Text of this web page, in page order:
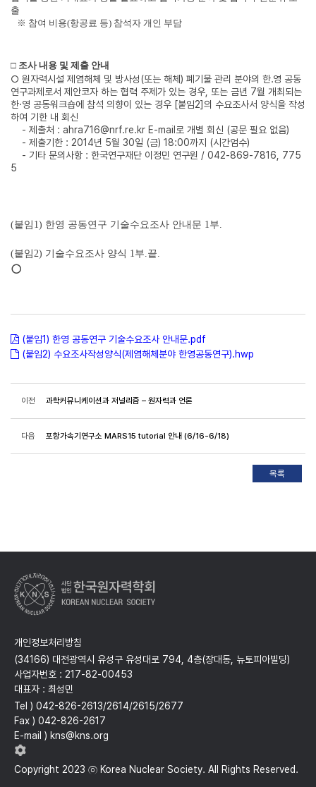
출
※ 참여 비용(항공료 등) 참석자 개인 부담
□ 조사 내용 및 제출 안내
○ 원자력시설 제염해체 및 방사성(또는 해체) 폐기물 관리 분야의 한․영 공동
연구과제로서 제안코자 하는 협력 주제가 있는 경우, 또는 금년 7월 개최되는
한·영 공동워크숍에 참석 의향이 있는 경우 [붙임2]의 수요조사서 양식을 작성
하여 기한 내 회신
- 제출처 : ahra716@nrf.re.kr E-mail로 개별 회신 (공문 필요 없음)
- 제출기한 : 2014년 5월 30일 (금) 18:00까지 (시간엄수)
- 기타 문의사항 : 한국연구재단 이정민 연구원 / 042-869-7816, 775
5
(붙임1) 한영 공동연구 기술수요조사 안내문 1부.
(붙임2) 기술수요조사 양식 1부.끝.
○
(붙임1) 한영 공동연구 기술수요조사 안내문.pdf
(붙임2) 수요조사작성양식(제염해체분야 한영공동연구).hwp
이전 과학커뮤니케이션과 저널리즘 – 원자력과 언론
다음 포항가속기연구소 MARS15 tutorial 안내 (6/16-6/18)
개인정보처리방침
(34166) 대전광역시 유성구 유성대로 794, 4층(장대동, 뉴토피아빌딩)
사업자번호 : 217-82-00453
대표자 : 최성민
Tel ) 042-826-2613/2614/2615/2677
Fax ) 042-826-2617
E-mail ) kns@kns.org
Copyright 2023 ⓒ Korea Nuclear Society. All Rights Reserved.